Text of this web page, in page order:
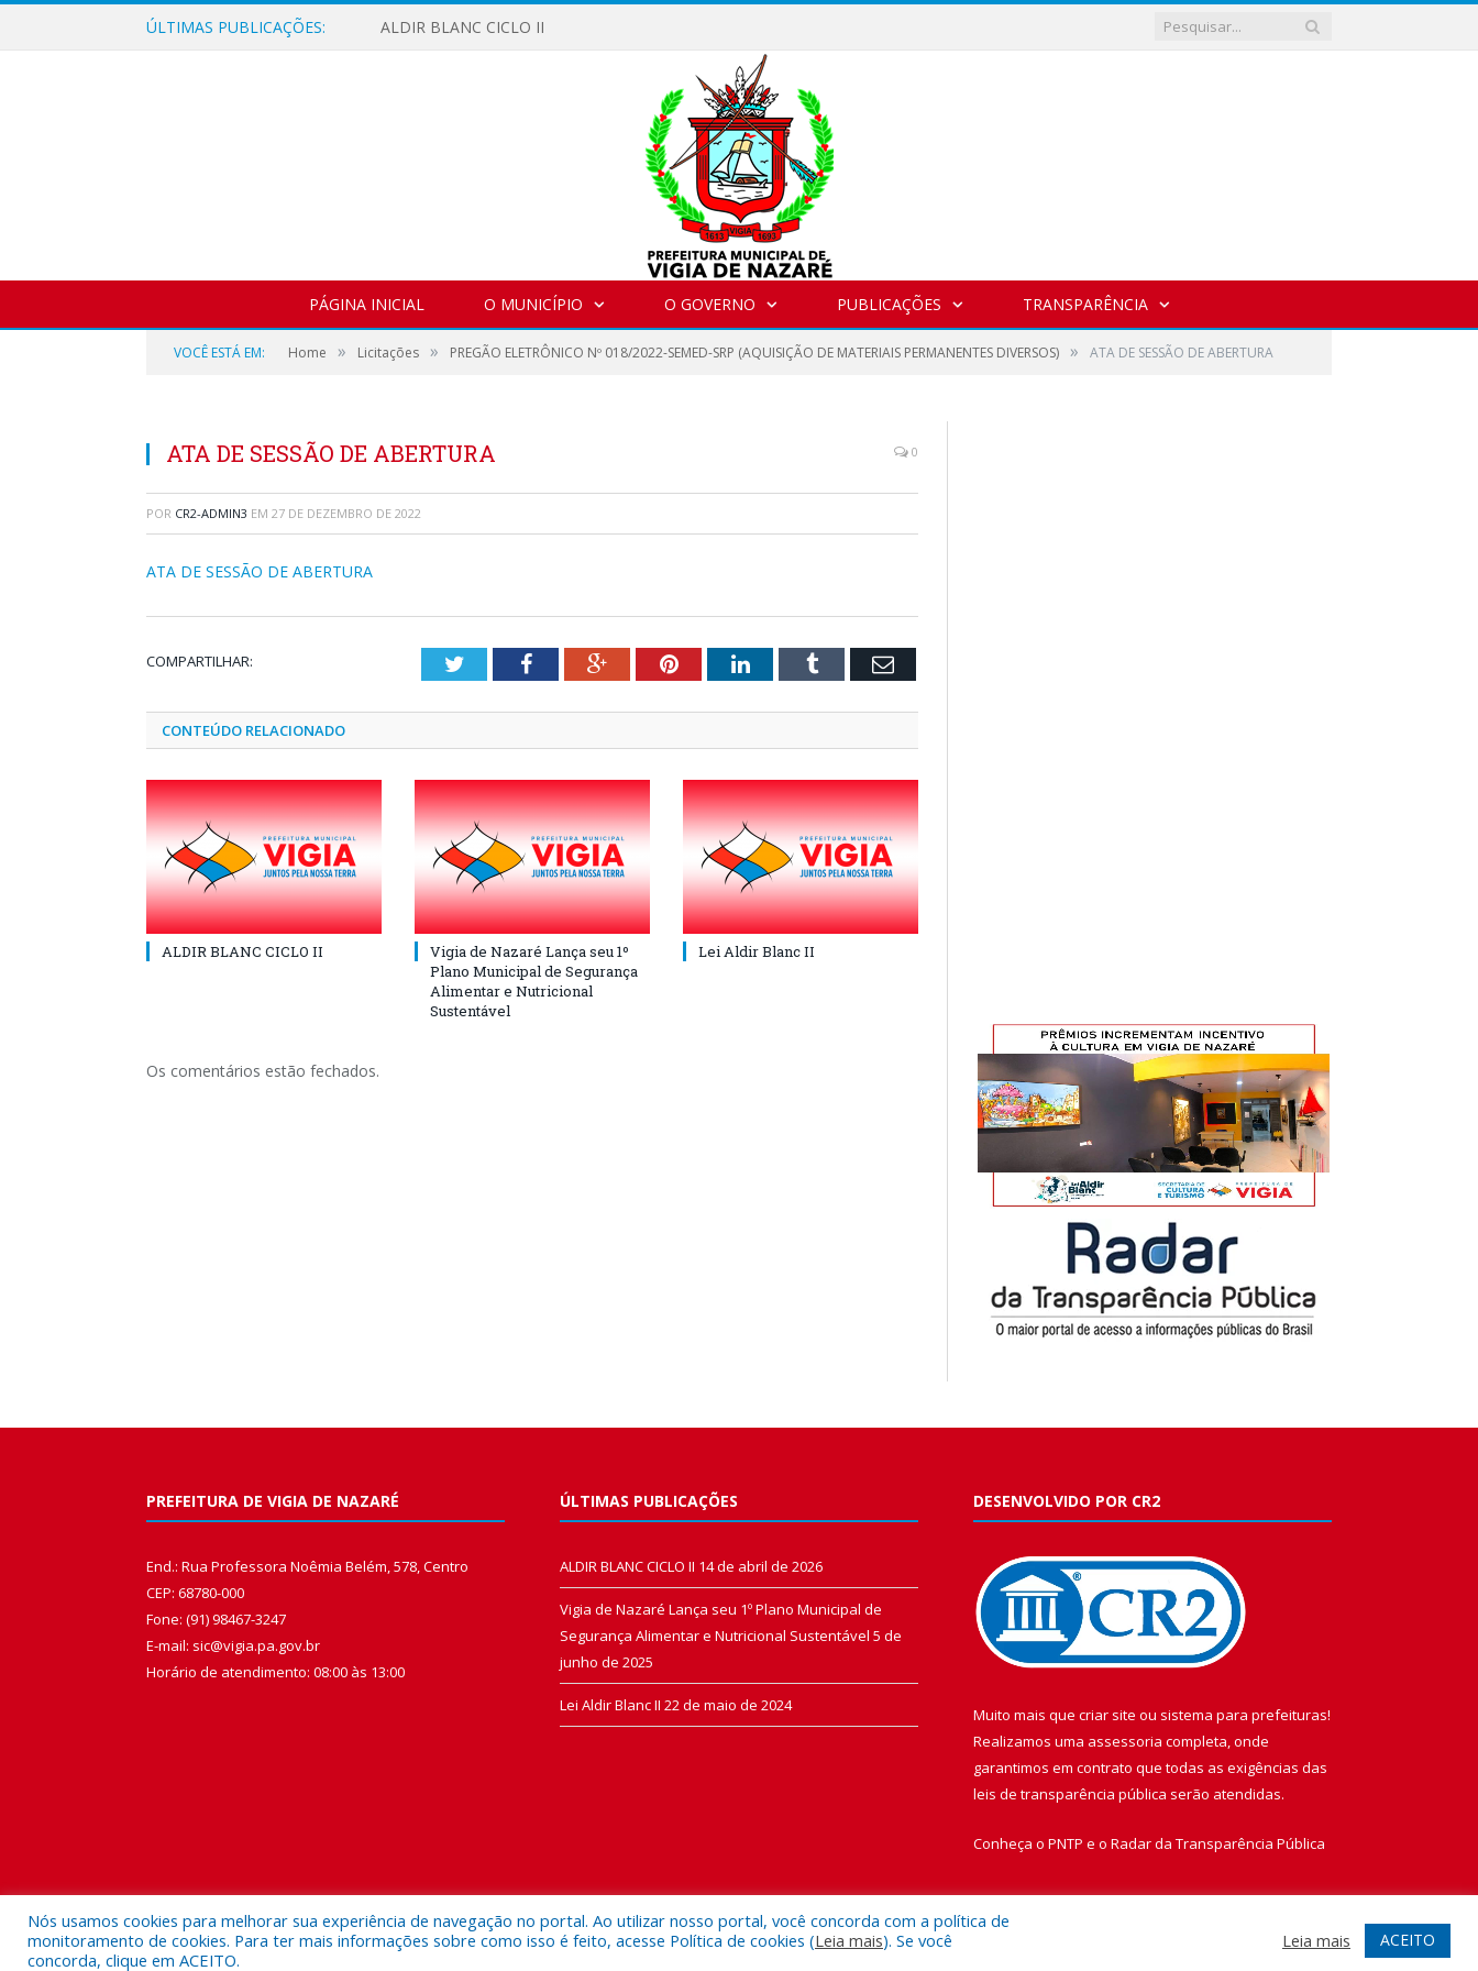
ÚLTIMAS PUBLICAÇÕES: ALDIR BLANC CICLO II
PÁGINA INICIAL O MUNICÍPIO O GOVERNO PUBLICAÇÕES TRANSPARÊNCIA
VOCÊ ESTÁ EM: Home » Licitações » PREGÃO ELETRÔNICO Nº 018/2022-SEMED-SRP (AQUISIÇÃO DE MATERIAIS PERMANENTES DIVERSOS) » ATA DE SESSÃO DE ABERTURA
ATA DE SESSÃO DE ABERTURA 0
POR CR2-ADMIN3 EM 27 DE DEZEMBRO DE 2022
ATA DE SESSÃO DE ABERTURA
COMPARTILHAR: TwitterFacebookGoogle+PinterestLinkedInTumblr Email
CONTEÚDO RELACIONADO
ALDIR BLANC CICLO II
Vigia de Nazaré Lança seu 1º
Plano Municipal de Segurança
Alimentar e Nutricional
Sustentável
Lei Aldir Blanc II
Os comentários estão fechados.
PREFEITURA DE VIGIA DE NAZARÉ
End.: Rua Professora Noêmia Belém, 578, Centro
CEP: 68780-000
Fone: (91) 98467-3247
E-mail: sic@vigia.pa.gov.br
Horário de atendimento: 08:00 às 13:00
ÚLTIMAS PUBLICAÇÕES
ALDIR BLANC CICLO II 14 de abril de 2026
Vigia de Nazaré Lança seu 1º Plano Municipal de
Segurança Alimentar e Nutricional Sustentável 5 de
junho de 2025
Lei Aldir Blanc II 22 de maio de 2024
DESENVOLVIDO POR CR2
Muito mais que criar site ou sistema para prefeituras!
Realizamos uma assessoria completa, onde
garantimos em contrato que todas as exigências das
leis de transparência pública serão atendidas.
Conheça o PNTP e o Radar da Transparência Pública
Todos os direitos reservados a Prefeitura Municipal de Vigia de Nazaré.
Nós usamos cookies para melhorar sua experiência de navegação no portal. Ao utilizar nosso portal, você concorda com a política de
monitoramento de cookies. Para ter mais informações sobre como isso é feito, acesse Política de cookies (Leia mais). Se você
concorda, clique em ACEITO.
Leia mais ACEITO